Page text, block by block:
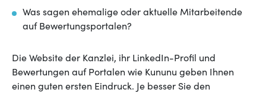
Was sagen ehemalige oder aktuelle Mitarbeitende
auf Bewertungsportalen?
Die Website der Kanzlei, ihr LinkedIn-Profil und
Bewertungen auf Portalen wie Kununu geben Ihnen
einen guten ersten Eindruck. Je besser Sie den